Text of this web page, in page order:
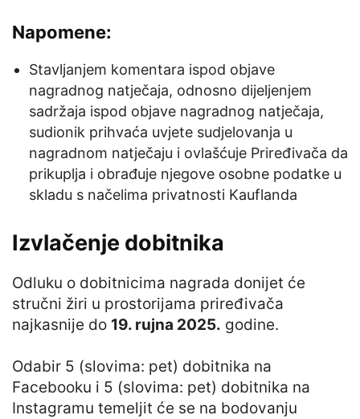
Napomene:
Stavljanjem komentara ispod objave
nagradnog natječaja, odnosno dijeljenjem
sadržaja ispod objave nagradnog natječaja,
sudionik prihvaća uvjete sudjelovanja u
nagradnom natječaju i ovlašćuje Priređivača da
prikuplja i obrađuje njegove osobne podatke u
skladu s načelima privatnosti Kauflanda
Izvlačenje dobitnika
Odluku o dobitnicima nagrada donijet će
stručni žiri u prostorijama priređivača
najkasnije do 19. rujna 2025. godine.
Odabir 5 (slovima: pet) dobitnika na
Facebooku i 5 (slovima: pet) dobitnika na
Instagramu temeljit će se na bodovanju